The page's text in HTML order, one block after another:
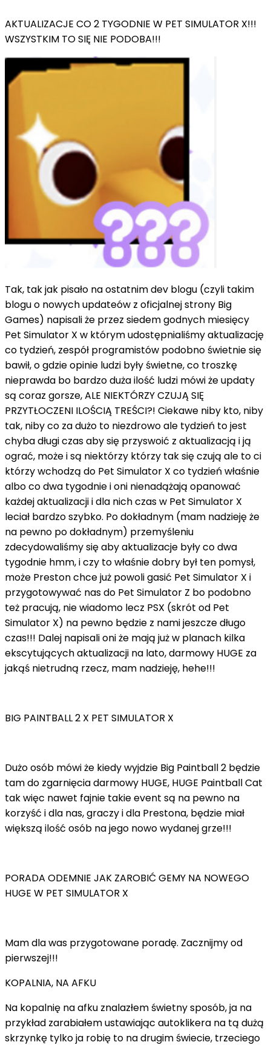
AKTUALIZACJE CO 2 TYGODNIE W PET SIMULATOR X!!!
WSZYSTKIM TO SIĘ NIE PODOBA!!!
Tak, tak jak pisało na ostatnim dev blogu (czyli takim
blogu o nowych updateów z oficjalnej strony Big
Games) napisali że przez siedem godnych miesięcy
Pet Simulator X w którym udostępnialiśmy aktualizację
co tydzień, zespół programistów podobno świetnie się
bawił, o gdzie opinie ludzi były świetne, co troszkę
nieprawda bo bardzo duża ilość ludzi mówi że updaty
są coraz gorsze, ALE NIEKTÓRZY CZUJĄ SIĘ
PRZYTŁOCZENI ILOŚCIĄ TREŚCI?! Ciekawe niby kto, niby
tak, niby co za dużo to niezdrowo ale tydzień to jest
chyba długi czas aby się przyswoić z aktualizacją i ją
ograć, może i są niektórzy którzy tak się czują ale to ci
którzy wchodzą do Pet Simulator X co tydzień właśnie
albo co dwa tygodnie i oni nienadążają opanować
każdej aktualizacji i dla nich czas w Pet Simulator X
leciał bardzo szybko. Po dokładnym (mam nadzieję że
na pewno po dokładnym) przemyśleniu
zdecydowaliśmy się aby aktualizacje były co dwa
tygodnie hmm, i czy to właśnie dobry był ten pomysł,
może Preston chce już powoli gasić Pet Simulator X i
przygotowywać nas do Pet Simulator Z bo podobno
też pracują, nie wiadomo lecz PSX (skrót od Pet
Simulator X) na pewno będzie z nami jeszcze długo
czas!!! Dalej napisali oni że mają już w planach kilka
ekscytujących aktualizacji na lato, darmowy HUGE za
jakąś nietrudną rzecz, mam nadzieję, hehe!!!
BIG PAINTBALL 2 X PET SIMULATOR X
Dużo osób mówi że kiedy wyjdzie Big Paintball 2 będzie
tam do zgarnięcia darmowy HUGE, HUGE Paintball Cat
tak więc nawet fajnie takie event są na pewno na
korzyść i dla nas, graczy i dla Prestona, będzie miał
większą ilość osób na jego nowo wydanej grze!!!
PORADA ODEMNIE JAK ZAROBIĆ GEMY NA NOWEGO
HUGE W PET SIMULATOR X
Mam dla was przygotowane poradę. Zacznijmy od
pierwszej!!!
KOPALNIA, NA AFKU
Na kopalnię na afku znalazłem świetny sposób, ja na
przykład zarabiałem ustawiając autoklikera na tą dużą
skrzynkę tylko ja robię to na drugim świecie, trzeciego